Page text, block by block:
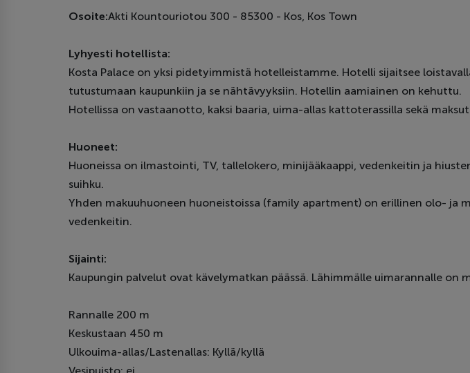
Osoite:Akti Kountouriotou 300 - 85300 - Kos, Kos Town
Lyhyesti hotellista:
Kosta Palace on yksi pidetyimmistä hotelleistamme. Hotelli sijaitsee
tutustumaan kaupunkiin ja se nähtävyyksiin. Hotellin aamiainen on kehuttu.
Hotellissa on vastaanotto, kaksi baaria, uima-allas kattoterassilla sekä
Huoneet:
Huoneissa on ilmastointi, TV, tallelokero, minijääkaappi, vedenkeitin ja
suihku.
Yhden makuuhuoneen huoneistoissa (family apartment) on erillinen olo- ja
vedenkeitin.
Sijainti:
Kaupungin palvelut ovat kävelymatkan päässä. Lähimmälle uimarannalle
Rannalle 200 m
Keskustaan 450 m
Ulkouima-allas/Lastenallas: Kyllä/kyllä